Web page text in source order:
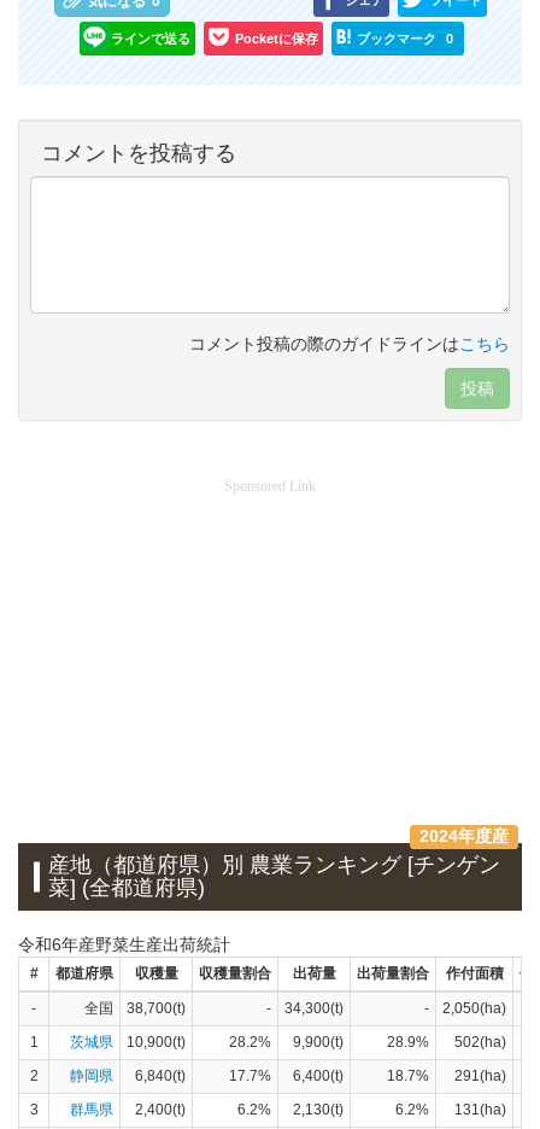
ラインで送る Pocketに保存 ブックマーク 0
コメントを投稿する
コメント投稿の際のガイドラインはこちら
投稿
Sponsored Link
2024年度産
産地（都道府県）別 農業ランキング [チンゲン
菜] (全都道府県)
令和6年産野菜生産出荷統計
# 都道府県 収穫量 収穫量割合 出荷量 出荷量割合 作付面積 作
- 全国 38,700(t) - 34,300(t) -
2,050(ha)
1
茨城県 10,900(t) 28.2% 9,900(t) 28.9%
502(ha)
2
静岡県 6,840(t) 17.7% 6,400(t) 18.7%
291(ha)
3
群馬県 2,400(t) 6.2% 2,130(t) 6.2%
131(ha)